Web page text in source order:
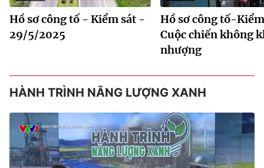
Hồ sơ công tố - Kiểm sát -
29/5/2025
Hồ sơ công tố-
Cuộc chiến không
nhượng
HÀNH TRÌNH NĂNG LƯỢNG XANH